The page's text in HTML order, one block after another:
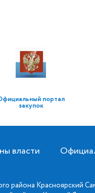
портал
закупок
власти
района Красноярский